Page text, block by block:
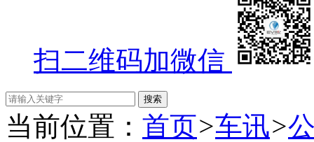
扫二维码加微信
当前位置： 首页>车讯>